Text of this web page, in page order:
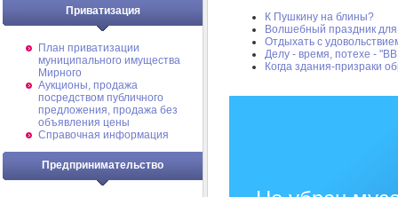
Приватизация
План приватизации
муниципального имущества
Мирного
Аукционы, продажа
посредством публичного
предложения, продажа без
объявления цены
Справочная информация
Предпринимательство
К Пушкину на блины?
Волшебный праздник
Отдыхать с
Делу - время, потехе -
Когда здания-призраки